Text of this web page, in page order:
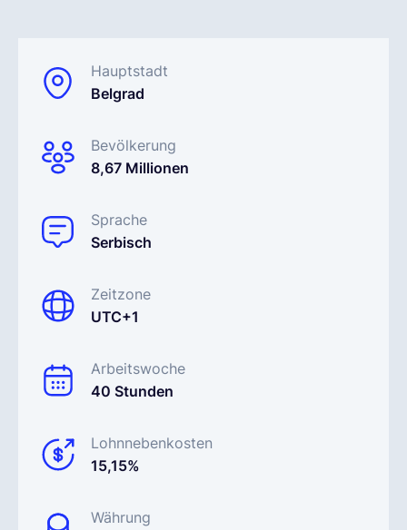
Hauptstadt
Belgrad
Bevölkerung
8,67 Millionen
Sprache
Serbisch
Zeitzone
UTC+1
Arbeitswoche
40 Stunden
Lohnnebenkosten
15,15%
Währung
EOR & Payroll
Contractor Management